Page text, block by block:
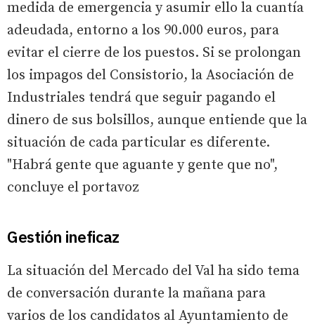
medida de emergencia y asumir ello la cuantía
adeudada, entorno a los 90.000 euros, para
evitar el cierre de los puestos. Si se prolongan
los impagos del Consistorio, la Asociación de
Industriales tendrá que seguir pagando el
dinero de sus bolsillos, aunque entiende que la
situación de cada particular es diferente.
"Habrá gente que aguante y gente que no",
concluye el portavoz
Gestión ineficaz
La situación del Mercado del Val ha sido tema
de conversación durante la mañana para
varios de los candidatos al Ayuntamiento de